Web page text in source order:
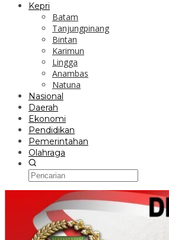
Kepri
Batam
Tanjungpinang
Bintan
Karimun
Lingga
Anambas
Natuna
Nasional
Daerah
Ekonomi
Pendidikan
Pemerintahan
Olahraga